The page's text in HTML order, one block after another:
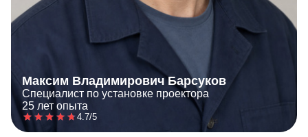
Максим Владимирович Барсуков
Специалист по установке проектора
25 лет опыта
4.7/5